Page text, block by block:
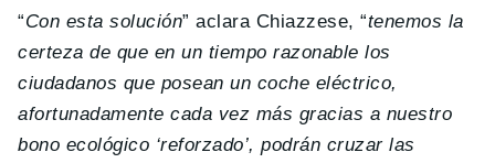
“Con esta solución” aclara Chiazzese, “tenemos la
certeza de que en un tiempo razonable los
ciudadanos que posean un coche eléctrico,
afortunadamente cada vez más gracias a nuestro
bono ecológico ‘reforzado’, podrán cruzar las